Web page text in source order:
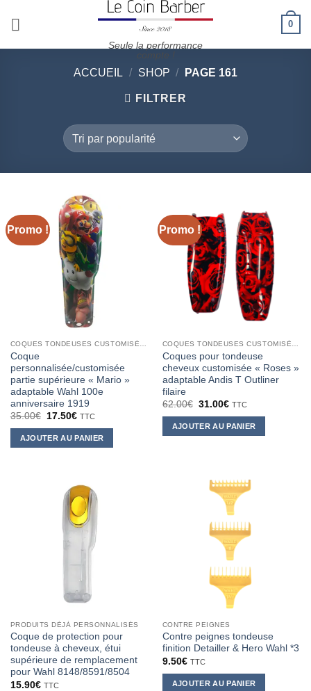
Seule la performance
compte !
0
ACCUEIL / SHOP / PAGE 161
FILTRER
Promo !
Coque
personnalisée/customisée
partie supérieure « Mario »
adaptable Wahl 100e
anniversaire 1919
35.00€
Le
initial
était :
17.50€Le
actuel
est :
TTC
AJOUTER AU PANIER
Promo !
Coques pour tondeuse
cheveux customisée « Roses »
adaptable Andis T Outliner
filaire
62.00€ Le
initial
était :
31.00€Le
actuel
est :
TTC
AJOUTER AU PANIER
PRODUITS DÉJÀ PERSONNALISÉS
Coque de protection pour
tondeuse à cheveux, étui
supérieure de remplacement
pour Wahl 8148/8591/8504
15.90€ TTC
CONTRE PEIGNES
Contre peignes tondeuse
finition Detailler & Hero Wahl *3
9.50€ TTC
AJOUTER AU PANIER